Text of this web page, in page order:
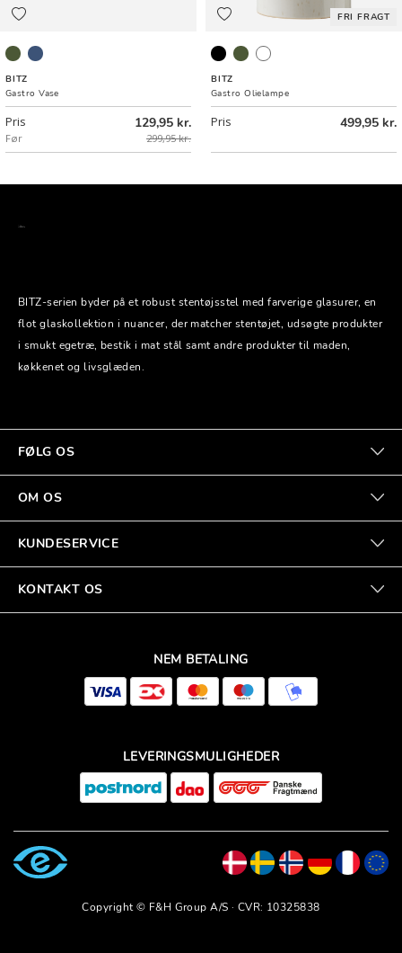
Grøn
BITZ
Gastro Vase
Pris 129,95 kr.
Før 299,95 kr.
FRI FRAGT
Sort
BITZ
Gastro Olielampe
Pris 499,95 kr.
BITZ-serien byder på et robust stentøjsstel med farverige glasurer, en
flot glaskollektion i nuancer, der matcher stentøjet, udsøgte produkter
i smukt egetræ, bestik i mat stål samt andre produkter til maden,
køkkenet og livsglæden.
FØLG OS
OM OS
KUNDESERVICE
KONTAKT OS
NEM BETALING
LEVERINGSMULIGHEDER
Copyright © F&H Group A/S · CVR: 10325838